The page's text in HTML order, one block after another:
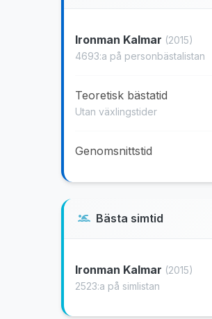
Ironman Kalmar (2015)
4693:a på personbästalistan
Teoretisk bästatid
Utan växlingstider
Genomsnittstid
Bästa simtid
Ironman Kalmar (2015)
2523:a på simlistan